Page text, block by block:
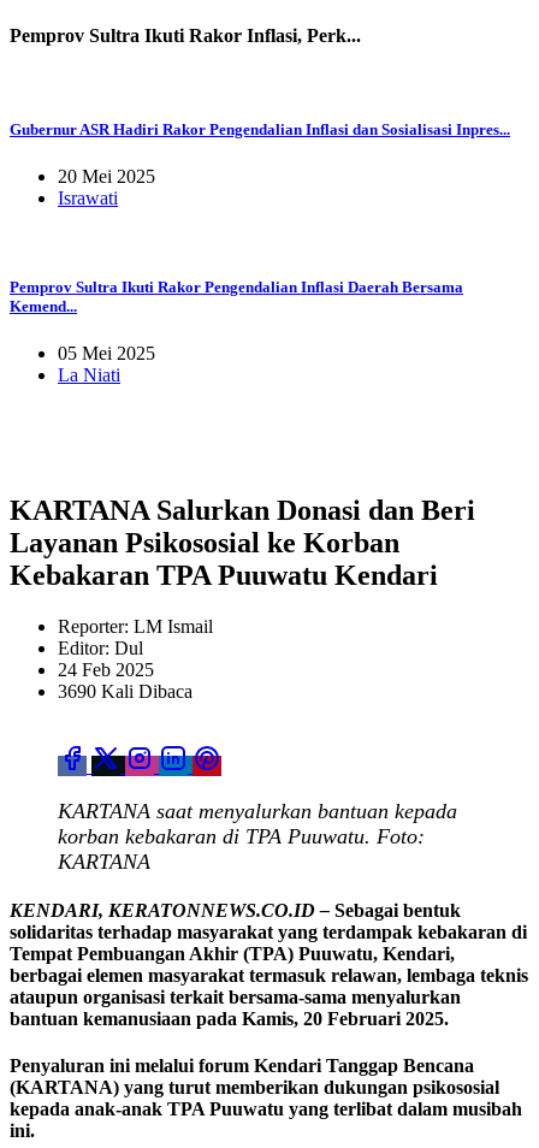
Pemprov Sultra Ikuti Rakor Inflasi, Perk...
Gubernur ASR Hadiri Rakor Pengendalian Inflasi dan Sosialisasi Inpres...
20 Mei 2025
Israwati
Pemprov Sultra Ikuti Rakor Pengendalian Inflasi Daerah Bersama
Kemend...
05 Mei 2025
La Niati
KARTANA Salurkan Donasi dan Beri
Layanan Psikososial ke Korban
Kebakaran TPA Puuwatu Kendari
Reporter: LM Ismail
Editor: Dul
24 Feb 2025
3690 Kali Dibaca
KARTANA saat menyalurkan bantuan kepada
korban kebakaran di TPA Puuwatu. Foto:
KARTANA
KENDARI, KERATONNEWS.CO.ID – Sebagai bentuk
solidaritas terhadap masyarakat yang terdampak kebakaran di
Tempat Pembuangan Akhir (TPA) Puuwatu, Kendari,
berbagai elemen masyarakat termasuk relawan, lembaga teknis
ataupun organisasi terkait bersama-sama menyalurkan
bantuan kemanusiaan pada Kamis, 20 Februari 2025.
Penyaluran ini melalui forum Kendari Tanggap Bencana
(KARTANA) yang turut memberikan dukungan psikososial
kepada anak-anak TPA Puuwatu yang terlibat dalam musibah
ini.